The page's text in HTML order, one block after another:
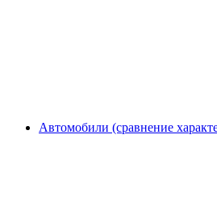
Автомобили (сравнение